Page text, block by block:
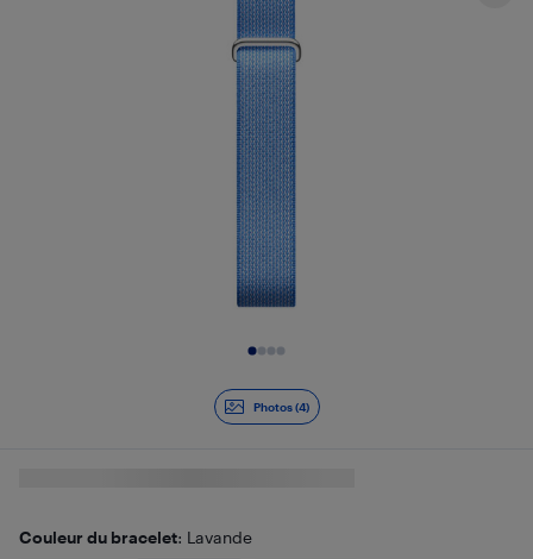
Photos (4)
Couleur du bracelet: Lavande